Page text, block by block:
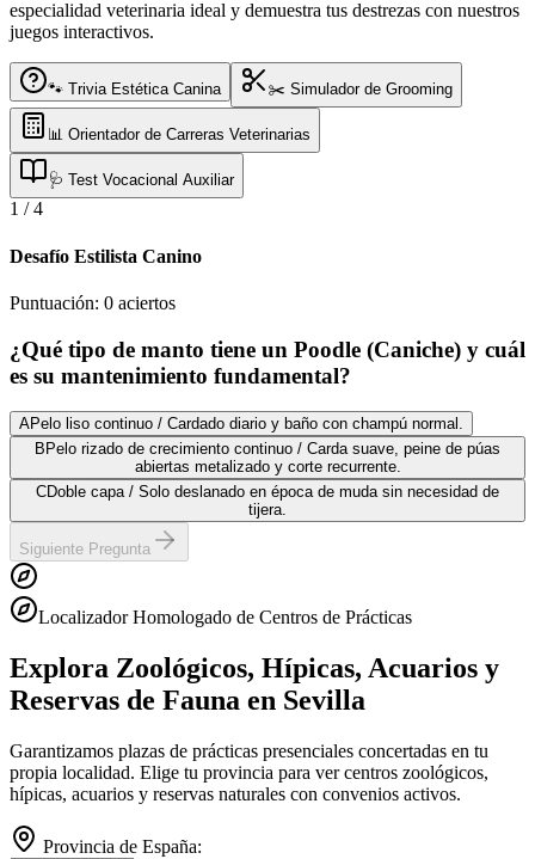
especialidad veterinaria ideal y demuestra tus destrezas con nuestros
juegos interactivos.
🐾 Trivia Estética Canina ✂️ Simulador de Grooming
📊 Orientador de Carreras Veterinarias
🩺 Test Vocacional Auxiliar
1 /4
Desafío Estilista Canino
Puntuación: 0 aciertos
¿Qué tipo de manto tiene un Poodle (Caniche) y cuál
es su mantenimiento fundamental?
APelo liso continuo / Cardado diario y baño con champú normal.
B Pelo rizado de crecimiento continuo / Carda suave, peine de púas
abiertas metalizado y corte recurrente.
CDoble capa / Solo deslanado en época de muda sin necesidad de
tijera.
Siguiente Pregunta
Localizador Homologado de Centros de Prácticas
Explora Zoológicos, Hípicas, Acuarios y
Reservas de Fauna en Sevilla
Garantizamos plazas de prácticas presenciales concertadas en tu
propia localidad. Elige tu provincia para ver centros zoológicos,
hípicas, acuarios y reservas naturales con convenios activos.
Provincia de España: